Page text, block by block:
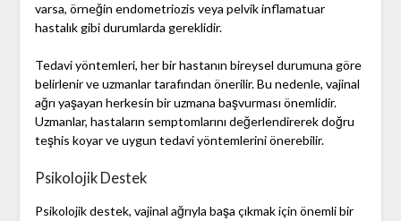
varsa, örneğin endometriozis veya pelvik inflamatuar
hastalık gibi durumlarda gereklidir.
Tedavi yöntemleri, her bir hastanın bireysel durumuna göre
belirlenir ve uzmanlar tarafından önerilir. Bu nedenle, vajinal
ağrı yaşayan herkesin bir uzmana başvurması önemlidir.
Uzmanlar, hastaların semptomlarını değerlendirerek doğru
teşhis koyar ve uygun tedavi yöntemlerini önerebilir.
Psikolojik Destek
Psikolojik destek, vajinal ağrıyla başa çıkmak için önemli bir